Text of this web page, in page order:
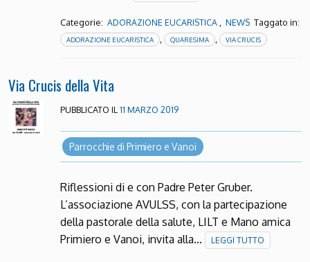
Categorie: ADORAZIONE EUCARISTICA NEWS Taggato in:
ADORAZIONE EUCARISTICA , QUARESIMA , VIA CRUCIS
Via Crucis della Vita
PUBBLICATO IL 11 MARZO 2019
Parrocchie di Primiero e Vanoi
Riflessioni di e con Padre Peter Gruber.
L’associazione AVULSS, con la partecipazione
della pastorale della salute, LILT e Mano amica
Primiero e Vanoi, invita alla…
LEGGI TUTTO